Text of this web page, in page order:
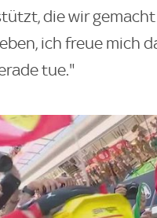
die wir
ich freue mich
tue."